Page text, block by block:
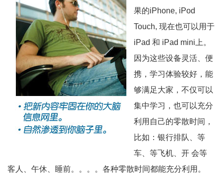
果的iPhone, iPod
Touch, 现在也可以用于
iPad 和 iPad mini上。
因为这些设备灵活、便
携，学习体验较好，能
够满足大家，不仅可以
集中学习，也可以充分
利用自己的零散时间，
比如：银行排队、等
车、等飞机、开 会等
客人、午休、睡前。。。。各种零散时间都能充分利用。